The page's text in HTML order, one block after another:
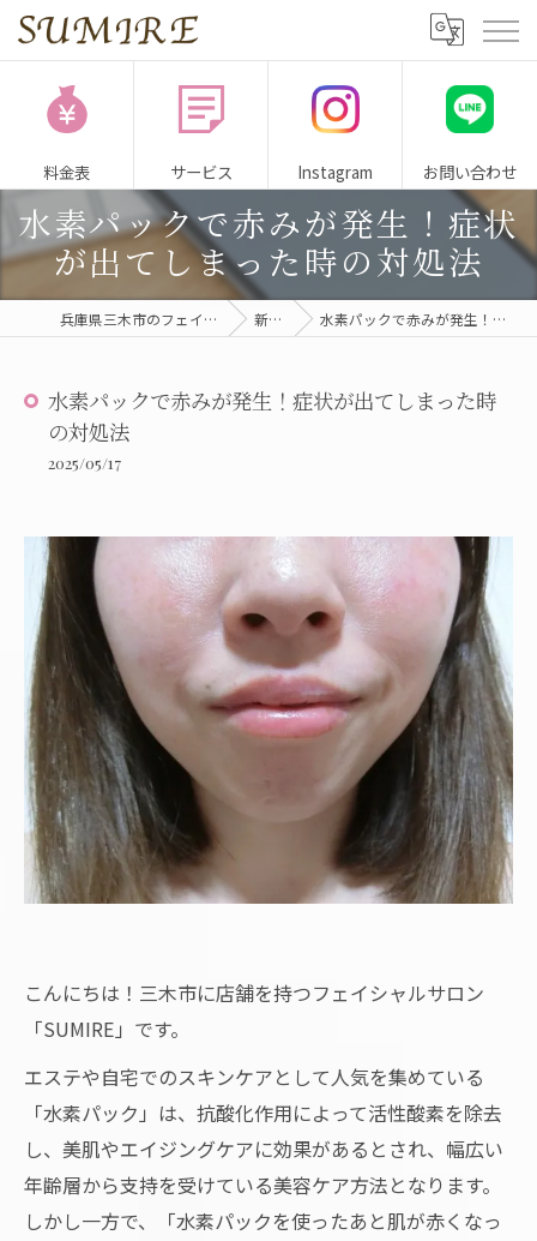
料金表 サービス Instagram お問い合わせ
水素パックで赤みが発生！症状
が出てしまった時の対処法
兵庫県三木市のフェイシャルサロンならSUMIRE 新着情報 水素パックで赤みが発生！症状が出てしまった時の対処法
水素パックで赤みが発生！症状が出てしまった時
の対処法
2025/05/17
こんにちは！三木市に店舗を持つフェイシャルサロン
「SUMIRE」です。
エステや自宅でのスキンケアとして人気を集めている
「水素パック」は、抗酸化作用によって活性酸素を除去
し、美肌やエイジングケアに効果があるとされ、幅広い
年齢層から支持を受けている美容ケア方法となります。
しかし一方で、「水素パックを使ったあと肌が赤くなっ